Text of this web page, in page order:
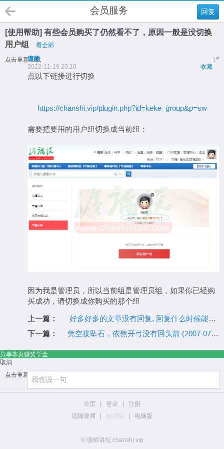
回复
会员服务
[使用帮助] 有些会员购买了仍然看不了，原因一般是没切换
用户组
看全部
点击重新加载 1#
缠师
收藏
2022-11-19 20:10
点以下链接进行切换
https://chanshi.vip/plugin.php?id=keke_group&p=sw
需要把要用的用户组切换成当前组：
因为我是管理员，所以当前组是管理员组，如果你已经购
买成功，请切换成你购买的那个组
上一篇：
好多好多的文章没有回复, 回复什么时候能更新完毕，特别是2008年以后的文章，希望快点更新完毕，谢谢
下一篇：
凭空接坠石，依然开弓没有回头箭 (2007-07-05 15:43:43 星期四)没有回复：
分享本页赚奖学金
取消
点击重新加载
首页 登录
注册
追随缠师
触屏版 电脑版
© 缠师讲坛 chanshi.vip